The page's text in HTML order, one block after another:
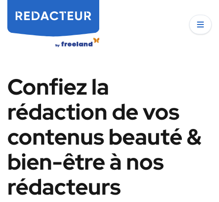
Confiez la
rédaction de vos
contenus beauté &
bien-être à nos
rédacteurs